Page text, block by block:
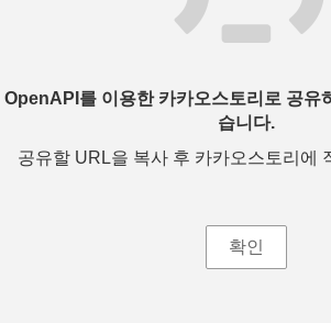
OpenAPI를 이용한 카카오스토리로 공유
습니다.
공유할 URL을 복사 후 카카오스토리에
확인